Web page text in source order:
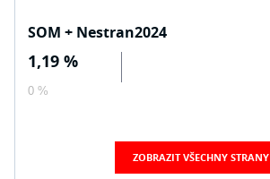
SOM + Nestran2024
1,19 %
0 %
ZOBRAZIT VŠECHNY STRANY